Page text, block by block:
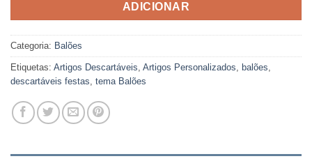
ADICIONAR
Categoria: Balões
Etiquetas: Artigos Descartáveis Artigos Personalizados balões
descartáveis festas tema Balões